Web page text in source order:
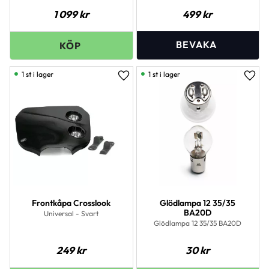
1 099kr 499kr
Frontkåpa Crosslook
Universal - Svart
249kr
Lägg till i favoriter
1 st i lager
Glödlampa 12 35/35
BA20D
Glödlampa 12 35/35 BA20D
30kr
1 st i lager